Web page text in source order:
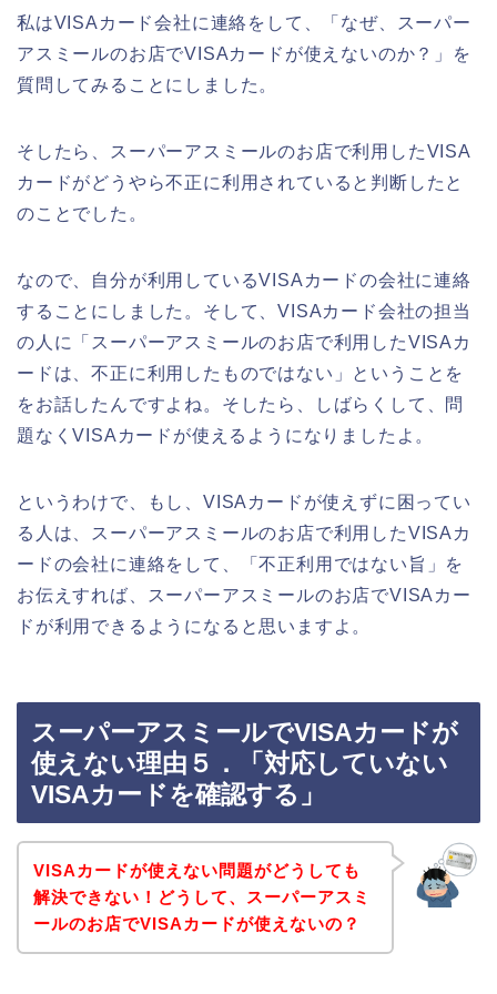
私はVISAカード会社に連絡をして、「なぜ、スーパー
アスミールのお店でVISAカードが使えないのか？」を
質問してみることにしました。
そしたら、スーパーアスミールのお店で利用したVISA
カードがどうやら不正に利用されていると判断したと
のことでした。
なので、自分が利用しているVISAカードの会社に連絡
することにしました。そして、VISAカード会社の担当
の人に「スーパーアスミールのお店で利用したVISAカ
ードは、不正に利用したものではない」ということを
をお話したんですよね。そしたら、しばらくして、問
題なくVISAカードが使えるようになりましたよ。
というわけで、もし、VISAカードが使えずに困ってい
る人は、スーパーアスミールのお店で利用したVISAカ
ードの会社に連絡をして、「不正利用ではない旨」を
お伝えすれば、スーパーアスミールのお店でVISAカー
ドが利用できるようになると思いますよ。
スーパーアスミールでVISAカードが
使えない理由５．「対応していない
VISAカードを確認する」
VISAカードが使えない問題がどうしても
解決できない！どうして、スーパーアスミ
ールのお店でVISAカードが使えないの？